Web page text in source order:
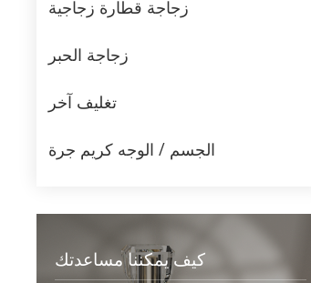
زجاجة قطارة زجاجية
زجاجة الحبر
تغليف آخر
الجسم / الوجه كريم جرة
كيف يمكننا مساعدتك